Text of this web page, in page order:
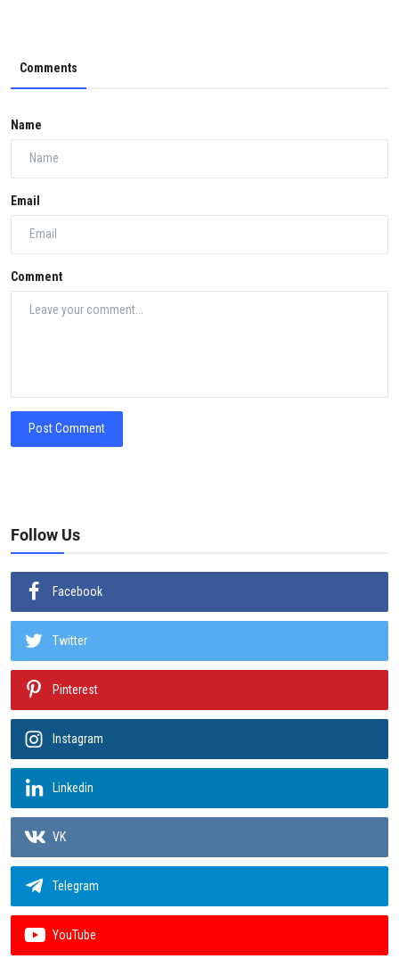
Comments
Name
Email
Comment
Post Comment
Follow Us
Facebook
Twitter
Pinterest
Instagram
Linkedin
VK
Telegram
YouTube